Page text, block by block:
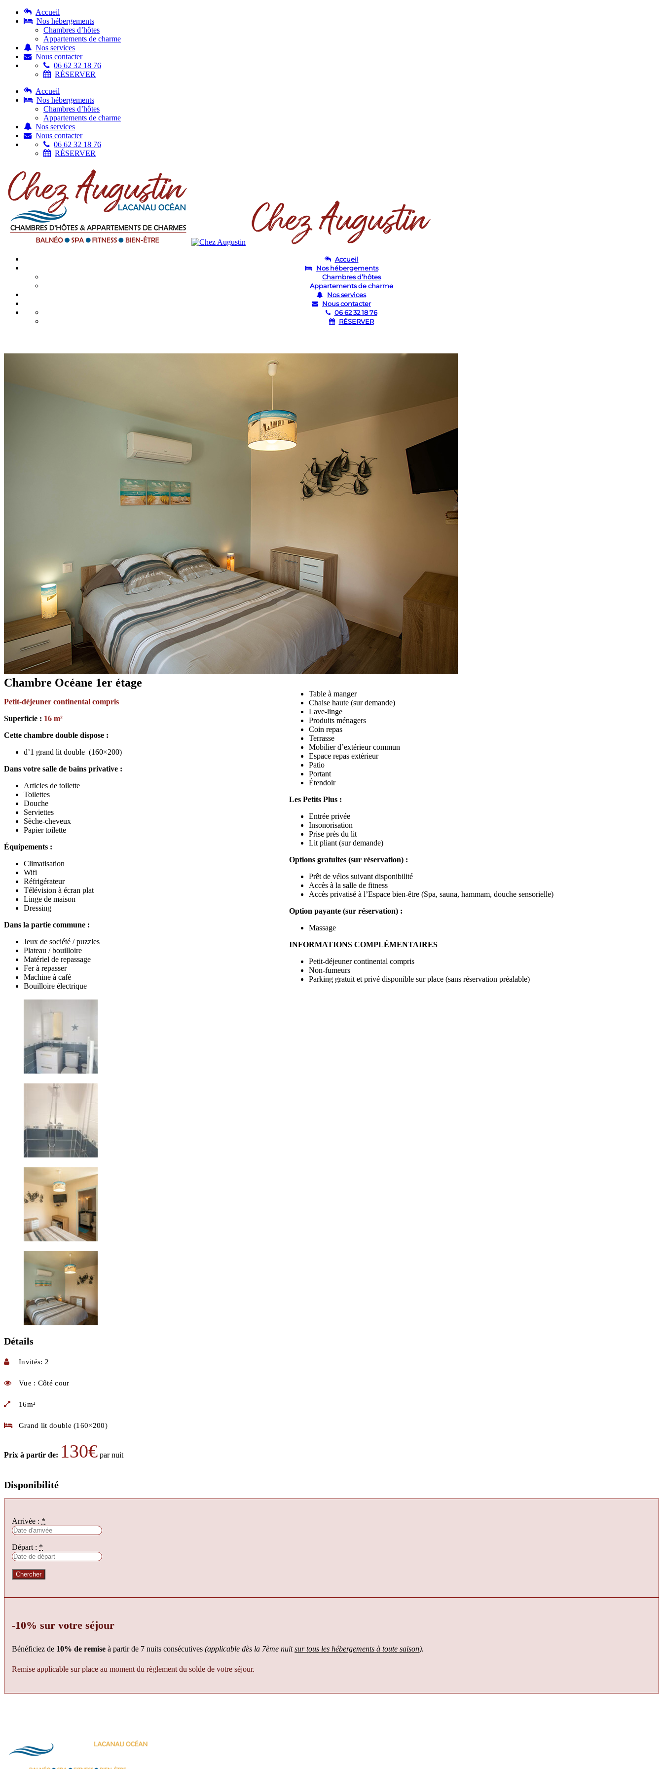
Accueil
Nos hébergements
Chambres d’hôtes
Appartements de charme
Nos services
Nous contacter
06 62 32 18 76
RÉSERVER
Accueil
Nos hébergements
Chambres d’hôtes
Appartements de charme
Nos services
Nous contacter
06 62 32 18 76
RÉSERVER
Accueil
Nos hébergements
Chambres d’hôtes
Appartements de charme
Nos services
Nous contacter
06 62 32 18 76
RÉSERVER
Chambre Océane 1er étage
Petit-déjeuner continental compris
Superficie : 16 m²
Cette chambre double dispose :
d’1 grand lit double (160×200)
Dans votre salle de bains privative :
Articles de toilette
Toilettes
Douche
Serviettes
Sèche-cheveux
Papier toilette
Équipements :
Climatisation
Wifi
Réfrigérateur
Télévision à écran plat
Linge de maison
Dressing
Dans la partie commune :
Jeux de société / puzzles
Plateau / bouilloire
Matériel de repassage
Fer à repasser
Machine à café
Bouilloire électrique
Table à manger
Chaise haute (sur demande)
Lave-linge
Produits ménagers
Coin repas
Terrasse
Mobilier d’extérieur commun
Espace repas extérieur
Patio
Portant
Étendoir
Les Petits Plus :
Entrée privée
Insonorisation
Prise près du lit
Lit pliant (sur demande)
Options gratuites (sur réservation) :
Prêt de vélos suivant disponibilité
Accès à la salle de fitness
Accès privatisé à l’Espace bien-être (Spa, sauna, hammam, douche sensorielle)
Option payante (sur réservation) :
Massage
INFORMATIONS COMPLÉMENTAIRES
Petit-déjeuner continental compris
Non-fumeurs
Parking gratuit et privé disponible sur place (sans réservation préalable)
Détails
Invités: 2
Vue : Côté cour
16m²
Grand lit double (160×200)
Prix à partir de: 130€ par nuit
Disponibilité
Arrivée : *
Départ : *
-10% sur votre séjour
Bénéficiez de 10% de remise à partir de 7 nuits consécutives (applicable dès la 7ème nuitsur tous les hébergements à toute saison).
Remise applicable sur place au moment du règlement du solde de votre séjour.